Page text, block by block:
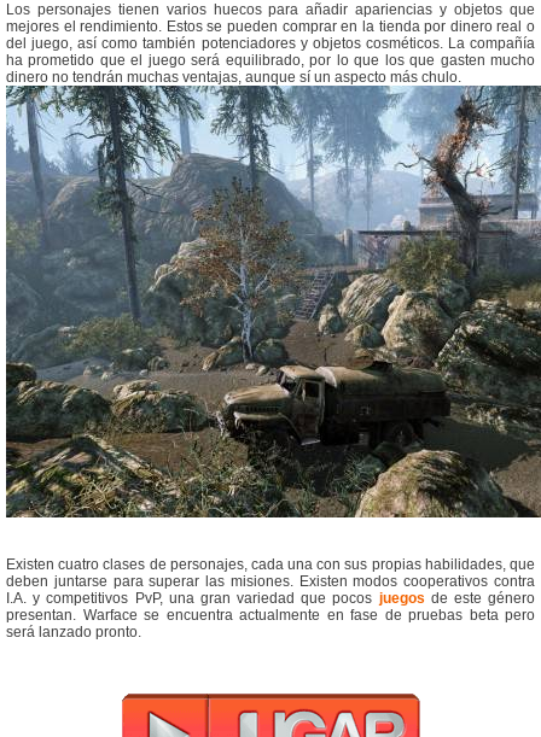
Los personajes tienen varios huecos para añadir apariencias y objetos que
mejores el rendimiento. Estos se pueden comprar en la tienda por dinero real o
del juego, así como también potenciadores y objetos cosméticos. La compañía
ha prometido que el juego será equilibrado, por lo que los que gasten mucho
dinero no tendrán muchas ventajas, aunque sí un aspecto más chulo.
Existen cuatro clases de personajes, cada una con sus propias habilidades, que
deben juntarse para superar las misiones. Existen modos cooperativos contra
I.A. y competitivos PvP, una gran variedad que pocos juegos de este género
presentan. Warface se encuentra actualmente en fase de pruebas beta pero
será lanzado pronto.